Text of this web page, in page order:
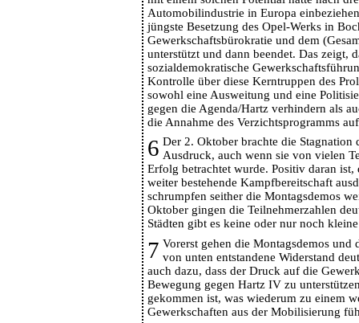
Automobilindustrie in Europa
jüngste Besetzung des Opel-Werks in
Gewerkschaftsbürokratie und dem
unterstützt und dann beendet. Das zeigt,
sozialdemokratische
Kontrolle über diese Kerntruppen des
sowohl eine Ausweitung und eine
gegen die Agenda/Hartz verhindern als
die Annahme des Verzichtsprogramms
6 Der 2. Oktober brachte die Stagnation
Ausdruck, auch wenn sie von vielen
Erfolg betrachtet wurde. Positiv daran ist,
weiter bestehende Kampfbereitschaft
schrumpfen seither die Montagsdemos
Oktober gingen die Teilnehmerzahlen
Städten gibt es keine oder nur noch
7 Vorerst gehen die Montagsdemos und
von unten entstandene Widerstand
auch dazu, dass der Druck auf die
Bewegung gegen Hartz IV zu
gekommen ist, was wiederum zu einem
Gewerkschaften aus der Mobilisierung